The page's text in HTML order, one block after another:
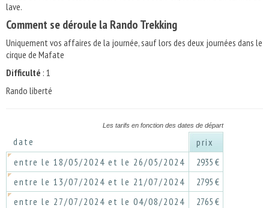
lave.
Comment se déroule la Rando Trekking
Uniquement vos affaires de la journée, sauf lors des deux journées dans le
cirque de Mafate
Difficulté : 1
Rando liberté
Les tarifs en fonction des dates de départ
date
prix
entre le 18/05/2024 et le 26/05/2024
2935 €
entre le 13/07/2024 et le 21/07/2024
2795 €
entre le 27/07/2024 et le 04/08/2024
2765 €